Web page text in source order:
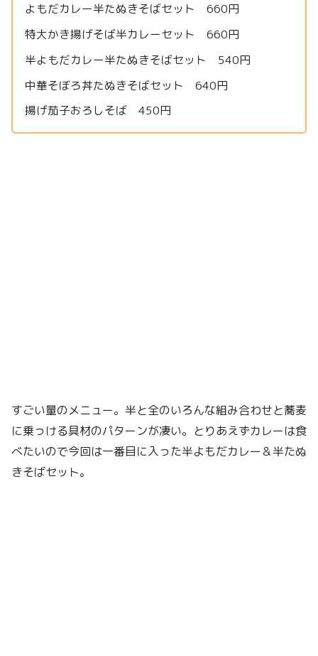
よもだカレー半たぬきそばセット 660円
特大かき揚げそば半カレーセット 660円
半よもだカレー半たぬきそばセット 540円
中華そぼろ丼たぬきそばセット 640円
揚げ茄子おろしそば 450円
すごい量のメニュー。半と全のいろんな組み合わせと蕎麦
に乗っける具材のパターンが凄い。とりあえずカレーは食
べたいので今回は一番目に入った半よもだカレー＆半たぬ
きそばセット。